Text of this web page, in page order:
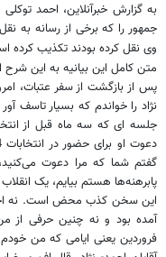
به گزارش خبرآنلاین، احمد
جمهور را که برخی از رسانه به
وی نقل کرده بودند تکذیب کرده
متن کامل این بیانیه به این
پس از بازگشت از سفر عتبات،
جلسه ای که سه ماه قبل از
گفتم شما که مرا دعوت
پابرهنه‌ها هستم بیایم، یک
این سخن کذب محض است. نه
فروردین یعنی ایامی که من خودم